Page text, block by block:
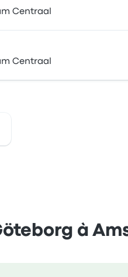
Centraal
Centraal
à